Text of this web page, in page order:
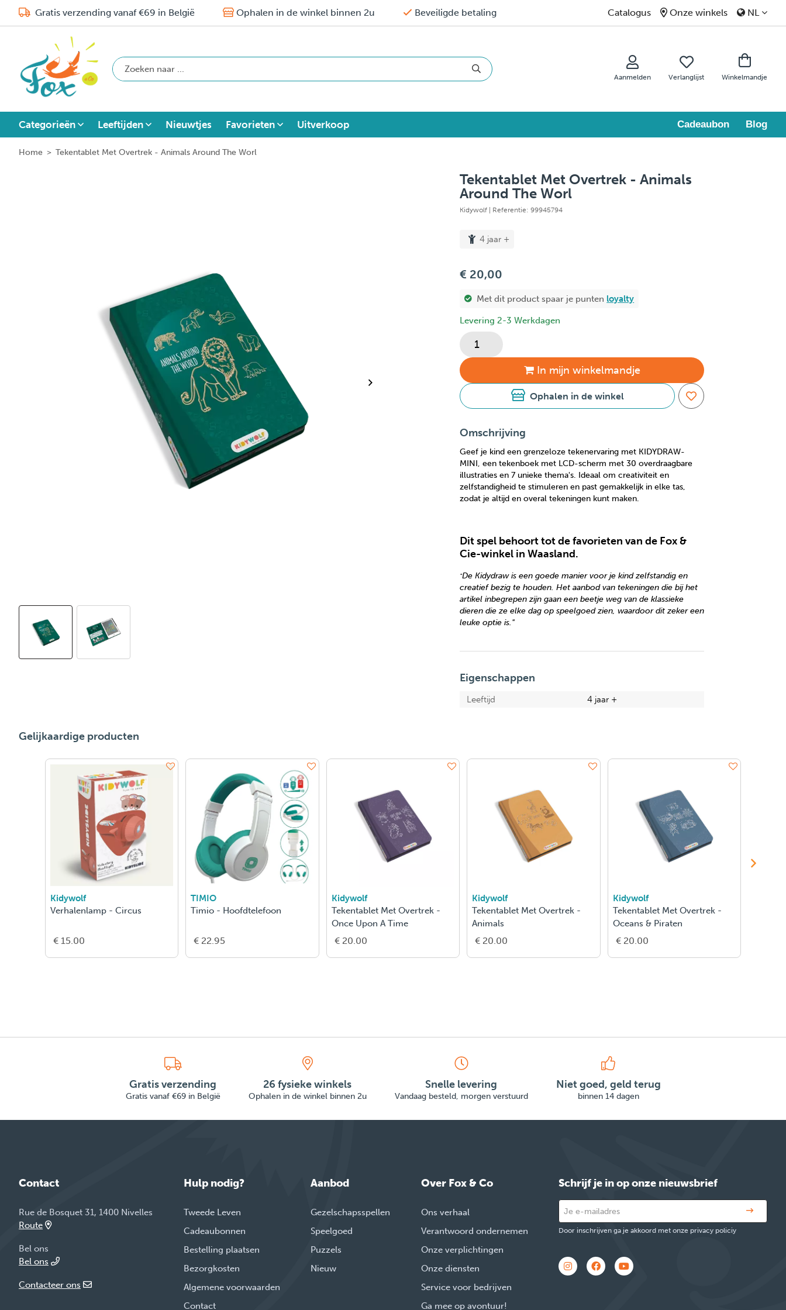
Gratis verzending vanaf €69 in België Ophalen in de winkel binnen 2u Beveiligde betaling Catalogus Onze winkels NL
Aanmelden Verlanglijst Winkelmandje
Categorieën Leeftijden Nieuwtjes Favorieten Uitverkoop Cadeaubon Blog
Home > Tekentablet Met Overtrek - Animals Around The Worl
Tekentablet Met Overtrek - Animals
Around The Worl
Kidywolf | Referentie: 99945794
4 jaar +
€ 20,00
Met dit product spaar je punten loyalty
Levering 2-3 Werkdagen
In mijn winkelmandje
Ophalen in de winkel
Omschrijving
Geef je kind een grenzeloze tekenervaring met KIDYDRAW-
MINI, een tekenboek met LCD-scherm met 30 overdraagbare
illustraties en 7 unieke thema's. Ideaal om creativiteit en
zelfstandigheid te stimuleren en past gemakkelijk in elke tas,
zodat je altijd en overal tekeningen kunt maken.
Dit spel behoort tot de favorieten van de Fox &
Cie-winkel in Waasland.
"De Kidydraw is een goede manier voor je kind zelfstandig en
creatief bezig te houden. Het aanbod van tekeningen die bij het
artikel inbegrepen zijn gaan een beetje weg van de klassieke
dieren die ze elke dag op speelgoed zien, waardoor dit zeker een
leuke optie is."
Eigenschappen
Leeftijd 4 jaar +
Gelijkaardige producten
Kidywolf
Verhalenlamp - Circus
€ 15.00
TIMIO
Timio - Hoofdtelefoon
€ 22.95
Kidywolf
Tekentablet Met Overtrek -
Once Upon A Time
€ 20.00
Kidywolf
Tekentablet Met Overtrek -
Animals
€ 20.00
Kidywolf
Tekentablet Met Overtrek -
Oceans & Piraten
€ 20.00
Gratis verzending
Gratis vanaf €69 in België
26 fysieke winkels
Ophalen in de winkel binnen 2u
Snelle levering
Vandaag besteld, morgen verstuurd
Niet goed, geld terug
binnen 14 dagen
Contact
Rue de Bosquet 31, 1400 Nivelles
Route
Bel ons
Bel ons
Contacteer ons
Hulp nodig?
Tweede Leven
Cadeaubonnen
Bestelling plaatsen
Bezorgkosten
Algemene voorwaarden
Contact
Aanbod
Gezelschapsspellen
Speelgoed
Puzzels
Nieuw
Over Fox & Co
Ons verhaal
Verantwoord ondernemen
Onze verplichtingen
Onze diensten
Service voor bedrijven
Ga mee op avontuur!
Schrijf je in op onze nieuwsbrief
Door inschrijven ga je akkoord met onze privacy policiy